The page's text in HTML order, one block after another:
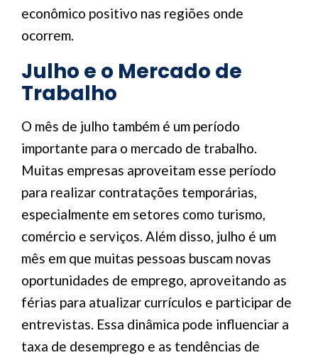
econômico positivo nas regiões onde
ocorrem.
Julho e o Mercado de
Trabalho
O mês de julho também é um período
importante para o mercado de trabalho.
Muitas empresas aproveitam esse período
para realizar contratações temporárias,
especialmente em setores como turismo,
comércio e serviços. Além disso, julho é um
mês em que muitas pessoas buscam novas
oportunidades de emprego, aproveitando as
férias para atualizar currículos e participar de
entrevistas. Essa dinâmica pode influenciar a
taxa de desemprego e as tendências de